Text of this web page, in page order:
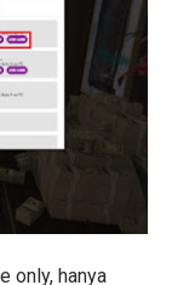
only, hanya